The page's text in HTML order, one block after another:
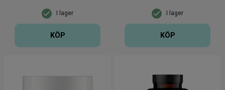
I lager
KÖP
I lager
KÖP